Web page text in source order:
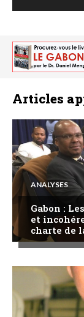
Articles
ANALYSES
Gabon :
et
charte de